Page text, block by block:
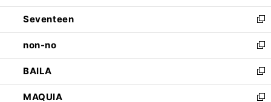
開
く
ウ
で
開
く
ン
ド
ウ
で
開
く
Seventeen
新
し
い
ウ
ィ
ン
ド
non-no
新
し
い
ウ
ィ
BAILA
新
し
い
MAQUIA
新